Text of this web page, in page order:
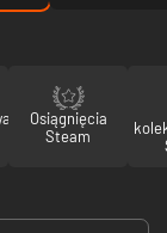
Osiągnięcia
Steam